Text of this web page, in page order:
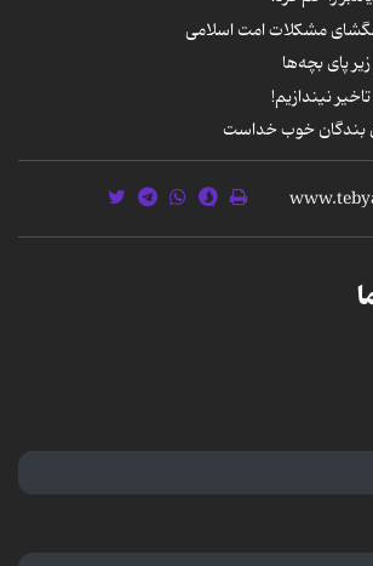
مشکلات امت اسلامی
پای بچه‌ها
نیندازیم!
بندگان خوب خداست